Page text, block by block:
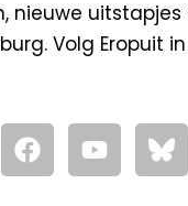
nieuwe uitstapjes
Volg Eropuit
F
a
c
Y
o
u